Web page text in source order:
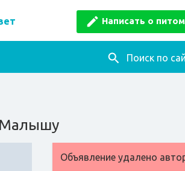
Написать о
Поиск по
Малышу
Объявление удалено